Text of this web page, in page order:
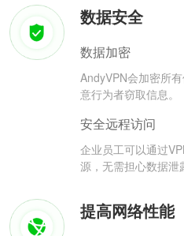
数据安全
数据加密
AndyVPN会加密所
意行为者窃取信息。
安全远程访问
企业员工可以通过
源，无需担心数据泄
提高网络性能